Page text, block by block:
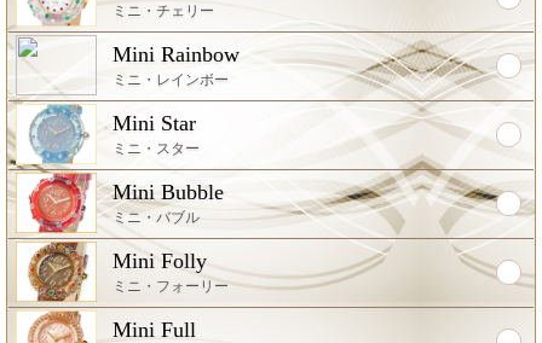
ミニ・チェリー
Mini Rainbow
ミニ・レインボー
Mini Star
ミニ・スター
Mini Bubble
ミニ・バブル
Mini Folly
ミニ・フォーリー
Mini Full